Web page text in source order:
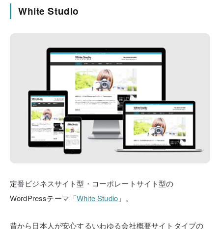
White Studio
定番ビジネスサイト型・コーポレートサイト型の
WordPressテーマ「White Studio 」。
昔から日本人が安心するいわゆる会社概要サイトタイプの